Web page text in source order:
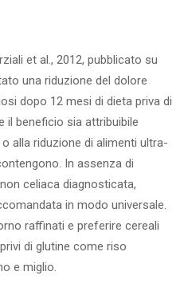
et al., 2012, pubblicato su
una riduzione del dolore
dopo 12 mesi di dieta priva di
il beneficio sia attribuibile
alla riduzione di alimenti ultra-
In assenza di
celiaca diagnosticata,
in modo universale.
raffinati e preferire cereali
di glutine come riso
e miglio.